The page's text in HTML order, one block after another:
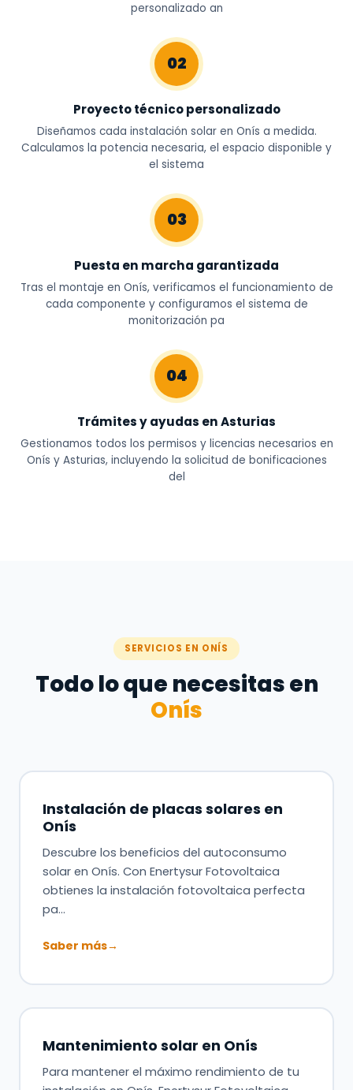
personalizado an
02
Proyecto técnico personalizado
Diseñamos cada instalación solar en Onís a medida.
Calculamos la potencia necesaria, el espacio disponible y
el sistema
03
Puesta en marcha garantizada
Tras el montaje en Onís, verificamos el funcionamiento de
cada componente y configuramos el sistema de
monitorización pa
04
Trámites y ayudas en Asturias
Gestionamos todos los permisos y licencias necesarios en
Onís y Asturias, incluyendo la solicitud de bonificaciones
del
SERVICIOS EN ONÍS
Todo lo que necesitas en
Onís
Instalación de placas solares en
Onís
Descubre los beneficios del autoconsumo
solar en Onís. Con Enertysur Fotovoltaica
obtienes la instalación fotovoltaica perfecta
pa…
Saber más→
Mantenimiento solar en Onís
Para mantener el máximo rendimiento de tu